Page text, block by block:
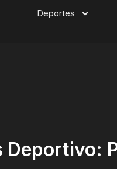
Deportes
Deportivo: